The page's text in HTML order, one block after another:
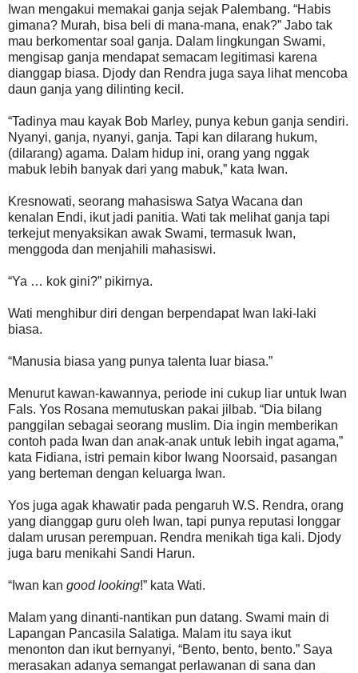
Iwan mengakui memakai ganja sejak Palembang. “Habis
gimana? Murah, bisa beli di mana-mana, enak?” Jabo tak
mau berkomentar soal ganja. Dalam lingkungan Swami,
mengisap ganja mendapat semacam legitimasi karena
dianggap biasa. Djody dan Rendra juga saya lihat mencoba
daun ganja yang dilinting kecil.
“Tadinya mau kayak Bob Marley, punya kebun ganja sendiri.
Nyanyi, ganja, nyanyi, ganja. Tapi kan dilarang hukum,
(dilarang) agama. Dalam hidup ini, orang yang nggak
mabuk lebih banyak dari yang mabuk,” kata Iwan.
Kresnowati, seorang mahasiswa Satya Wacana dan
kenalan Endi, ikut jadi panitia. Wati tak melihat ganja tapi
terkejut menyaksikan awak Swami, termasuk Iwan,
menggoda dan menjahili mahasiswi.
“Ya … kok gini?” pikirnya.
Wati menghibur diri dengan berpendapat Iwan laki-laki
biasa.
“Manusia biasa yang punya talenta luar biasa.”
Menurut kawan-kawannya, periode ini cukup liar untuk Iwan
Fals. Yos Rosana memutuskan pakai jilbab. “Dia bilang
panggilan sebagai seorang muslim. Dia ingin memberikan
contoh pada Iwan dan anak-anak untuk lebih ingat agama,”
kata Fidiana, istri pemain kibor Iwang Noorsaid, pasangan
yang berteman dengan keluarga Iwan.
Yos juga agak khawatir pada pengaruh W.S. Rendra, orang
yang dianggap guru oleh Iwan, tapi punya reputasi longgar
dalam urusan perempuan. Rendra menikah tiga kali. Djody
juga baru menikahi Sandi Harun.
“Iwan kan good looking!” kata Wati.
Malam yang dinanti-nantikan pun datang. Swami main di
Lapangan Pancasila Salatiga. Malam itu saya ikut
menonton dan ikut bernyanyi, “Bento, bento, bento.” Saya
merasakan adanya semangat perlawanan di sana dan